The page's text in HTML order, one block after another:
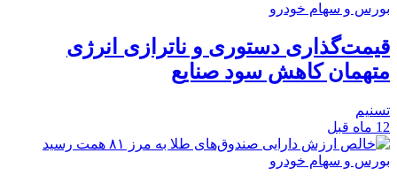
بورس و سهام خودرو
قیمت‌گذاری دستوری و ناترازی انرژی
متهمان کاهش سود صنایع
تسنیم
12 ماه قبل
بورس و سهام خودرو